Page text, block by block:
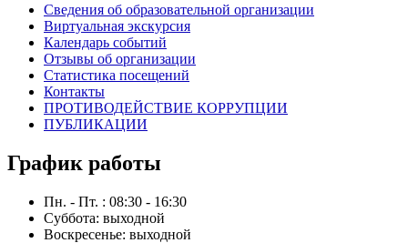
Сведения об образовательной организации
Виртуальная экскурсия
Календарь событий
Отзывы об организации
Статистика посещений
Контакты
ПРОТИВОДЕЙСТВИЕ КОРРУПЦИИ
ПУБЛИКАЦИИ
График работы
Пн. - Пт. : 08:30 - 16:30
Суббота: выходной
Воскресенье: выходной